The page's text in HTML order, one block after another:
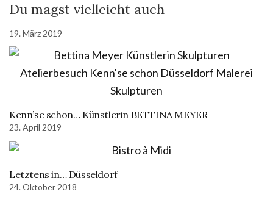
Du magst vielleicht auch
19. März 2019
Kenn’se schon… Künstlerin BETTINA MEYER
23. April 2019
Letztens in… Düsseldorf
24. Oktober 2018